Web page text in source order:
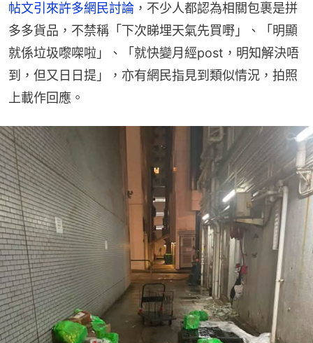
帖文引來許多網民討論 ，不少人都認為相關包裹是拼
多多貨品，不禁稱「下次睇埋天氣先買嘢」、「明顯
就係垃圾嚟㗎啦」、「就快變月經post，明知解決唔
到，但又日日提」，亦有網民指見到類似情況，拍照
上載作回應。